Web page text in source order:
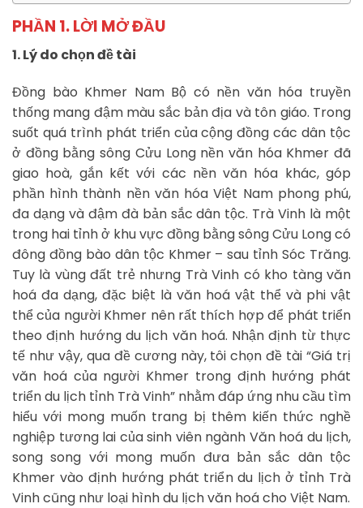
PHẦN 1. LỜI MỞ ĐẦU
1. Lý do chọn đề tài
Đồng bào Khmer Nam Bộ có nền văn hóa truyền
thống mang đậm màu sắc bản địa và tôn giáo. Trong
suốt quá trình phát triển của cộng đồng các dân tộc
ở đồng bằng sông Cửu Long nền văn hóa Khmer đã
giao hoà, gắn kết với các nền văn hóa khác, góp
phần hình thành nền văn hóa Việt Nam phong phú,
đa dạng và đậm đà bản sắc dân tộc. Trà Vinh là một
trong hai tỉnh ở khu vực đồng bằng sông Cửu Long có
đông đồng bào dân tộc Khmer – sau tỉnh Sóc Trăng.
Tuy là vùng đất trẻ nhưng Trà Vinh có kho tàng văn
hoá đa dạng, đặc biệt là văn hoá vật thể và phi vật
thể của người Khmer nên rất thích hợp để phát triển
theo định hướng du lịch văn hoá. Nhận định từ thực
tế như vậy, qua đề cương này, tôi chọn đề tài “Giá trị
văn hoá của người Khmer trong định hướng phát
triển du lịch tỉnh Trà Vinh” nhằm đáp ứng nhu cầu tìm
hiểu với mong muốn trang bị thêm kiến thức nghề
nghiệp tương lai của sinh viên ngành Văn hoá du lịch,
song song với mong muốn đưa bản sắc dân tộc
Khmer vào định hướng phát triển du lịch ở tỉnh Trà
Vinh cũng như loại hình du lịch văn hoá cho Việt Nam.